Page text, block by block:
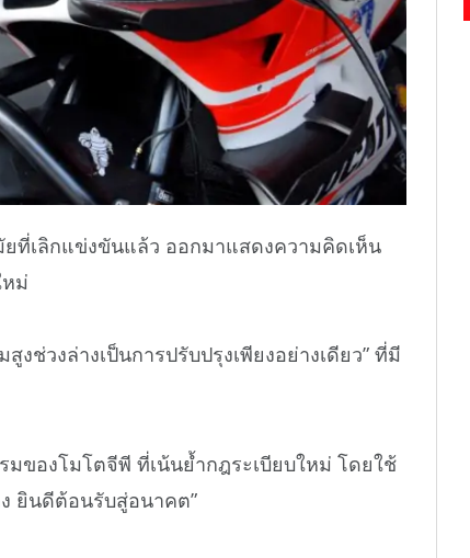
ยที่เลิกแข่งขันแล้ว ออกมาแสดงความคิดเห็น
ม่
ช่วงล่างเป็นการปรับปรุงเพียงอย่างเดียว” ที่มี
ของโมโตจีพี ที่เน้นย้ำกฎระเบียบใหม่ โดยใช้
ยินดีต้อนรับสู่อนาคต”